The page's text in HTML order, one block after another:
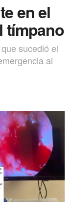
en el
tímpano
sucedió el
al